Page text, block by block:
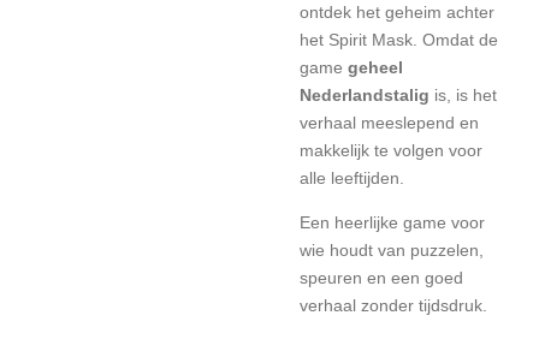
ontdek het geheim achter
het Spirit Mask. Omdat de
game geheel
Nederlandstalig is, is het
verhaal meeslepend en
makkelijk te volgen voor
alle leeftijden.
Een heerlijke game voor
wie houdt van puzzelen,
speuren en een goed
verhaal zonder tijdsdruk.